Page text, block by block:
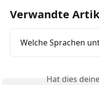
Verwandte
Welche Sprachen
Hat dies